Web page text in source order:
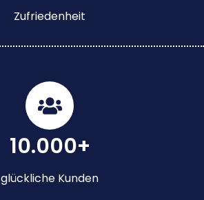
Zufriedenheit
10.000+
glückliche Kunden